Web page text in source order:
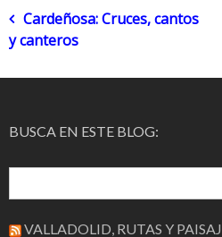
Navegación
de
Cardeñosa: Cruces, cantos
y canteros
BUSCA EN ESTE BLOG:
VALLADOLID, RUTAS Y